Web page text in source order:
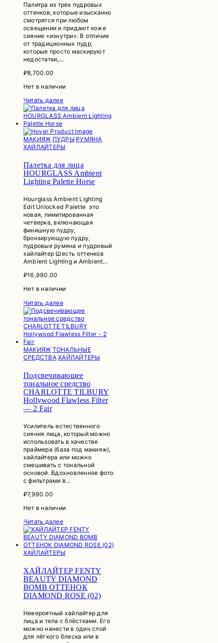
Палитра из трех пудровых
оттенков, которые изысканно
смотрятся при любом
освещении и придают коже
сияние «изнутри». В отличие
от традиционных пудр,
которые просто маскируют
недостатки,…
₽8,700.00
Нет в наличии
Читать далее
МАКИЯЖ ПУДРЫ РУМЯНА
ХАЙЛАЙТЕРЫ
Палетка для лица
HOURGLASS Ambient
Lighting Palette Horse
Hourglass Ambient Lighting
Edit Unlocked Palette это
новая, лимитированная
четверка, включающая
финишную пудру,
бронзирующую пудру,
пудровые румяна и пудровый
хайлайтер Шесть оттенков
Ambient Lighting и Ambient…
₽16,990.00
Нет в наличии
Читать далее
МАКИЯЖ ТОНАЛЬНЫЕ
СРЕДСТВА ХАЙЛАЙТЕРЫ
Подсвечивающее
тональное средство
CHARLOTTE TILBURY
Hollywood Flawless Filter
— 2 Fair
Усилитель естественного
сияния лица, который можно
использовать в качестве
праймера (база под макияж),
хайлайтера или можно
смешивать с тональной
основой. Вдохновленное фото
с фильтрами в…
₽7,990.00
Нет в наличии
Читать далее
ХАЙЛАЙТЕРЫ
ХАЙЛАЙТЕР FENTY
BEAUTY DIAMOND
BOMB ОТТЕНОК
DIAMOND ROSE (02)
Невероятный хайлайтер для
лица и тела с блёстками. Его
можно нанести в один слой
для лёгкого блеска или в